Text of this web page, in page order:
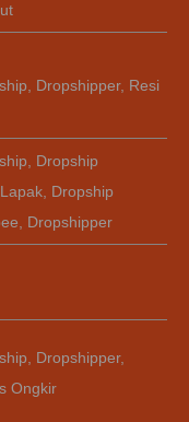
, Dropshipper, Resi
, Dropship
, Dropship
, Dropshipper
, Dropshipper,
Ongkir